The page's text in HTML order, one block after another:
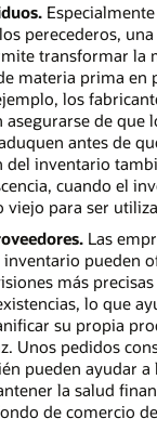
perecederos,
transformar la
materia prima en
los
de que
antes de
del inventario
cuando el
viejo para ser
Las
pueden
más
lo que
su propia
Unos pedidos
pueden ayudar a
la salud
de comercio